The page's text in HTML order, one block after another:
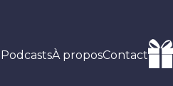
PodcastsÀ proposContact